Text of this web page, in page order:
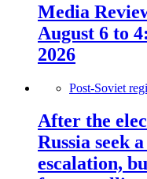
Media
August 6 to
2026
Post-Soviet
After the
Russia seek
escalation,